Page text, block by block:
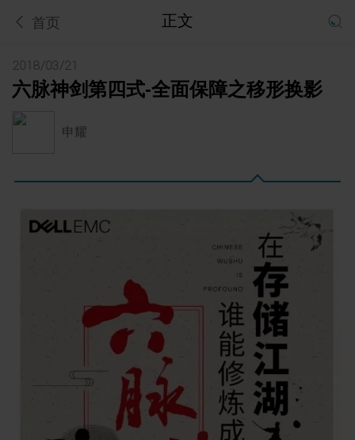
首页 正文
2018/03/21
六脉神剑第四式-全面保障之移形换影
申耀